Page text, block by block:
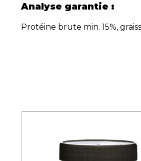
Analyse garantie :
Protéine brute min. 15%,